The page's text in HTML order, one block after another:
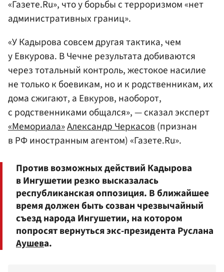
«Газете.Ru», что у борьбы с терроризмом «нет
административных границ».
«У Кадырова совсем другая тактика, чем
у Евкурова. В Чечне результата добиваются
через тотальный контроль, жестокое насилие
не только к боевикам, но и к родственникам, их
дома сжигают, а Евкуров, наоборот,
с родственниками общался», — сказал эксперт
«Мемориала»Александр Черкасов(признан
в РФ иностранным агентом) «Газете.Ru».
Против возможных действий Кадырова
в Ингушетии резко высказалась
республиканская оппозиция. В ближайшее
время должен быть созван чрезвычайный
съезд народа Ингушетии, на котором
попросят вернуться экс-президента Руслана
Аушева.